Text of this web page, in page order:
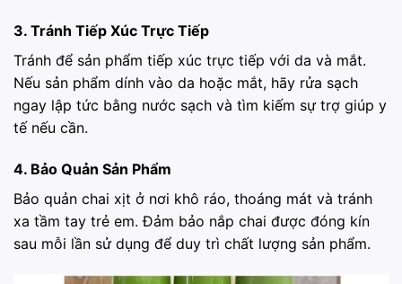
3. Tránh Tiếp Xúc Trực Tiếp
Tránh để sản phẩm tiếp xúc trực tiếp với da và mắt.
Nếu sản phẩm dính vào da hoặc mắt, hãy rửa sạch
ngay lập tức bằng nước sạch và tìm kiếm sự trợ giúp y
tế nếu cần.
4. Bảo Quản Sản Phẩm
Bảo quản chai xịt ở nơi khô ráo, thoáng mát và tránh
xa tầm tay trẻ em. Đảm bảo nắp chai được đóng kín
sau mỗi lần sử dụng để duy trì chất lượng sản phẩm.